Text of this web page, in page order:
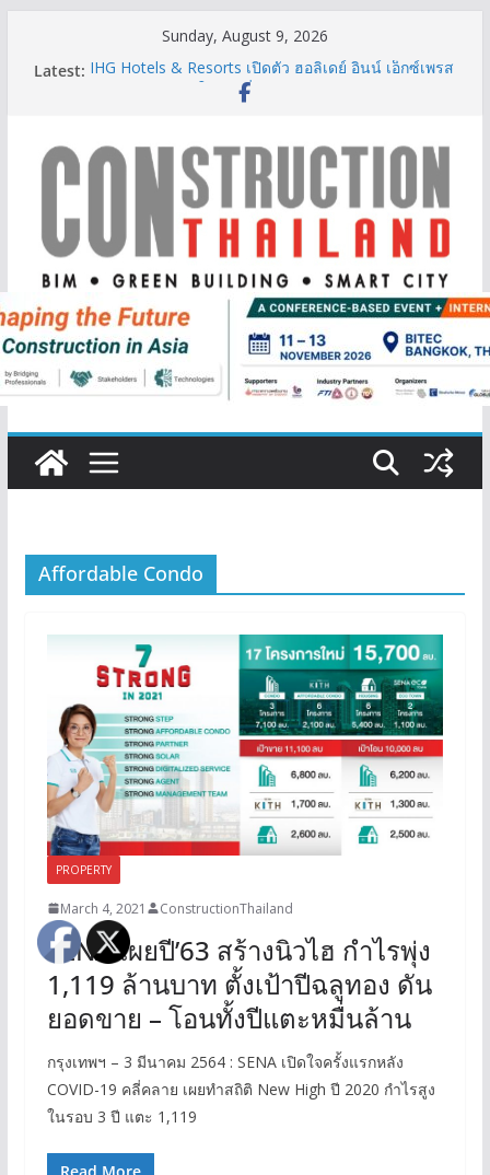
Sunday, August 9, 2026
Latest: IHG Hotels & Resorts เปิดตัว ฮอลิเดย์ อินน์ เอ็กซ์เพรส
อ่าวนางแห่งแรกในกระบี่
รับมือแผ่นดินไหว
TITLE เผยรายได้ครึ่งปีแรก’69 มากกว่า 2,000 ล้านบาท
เติบโต 377% ชี้ดีมานด์ภูเก็ตยังแกร่ง
BCT Expo 2026 ชูแนวคิด “Empowering Net Zero in
Construction & Mining” ขับเคลื่อนอุตสาหกรรม
ลลิล พร็อพเพอร์ตี้ ก้าวสู่ปีที่ 40 ยึดลูกค้าเป็นศูนย์กลาง
เดินหน้าสร้างการเติบโตอย่างยั่งยืน
Affordable Condo
PROPERTY
March 4, 2021 ConstructionThailand
SENA เผยปี’63 สร้างนิวไฮ กำไรพุ่ง
1,119 ล้านบาท ตั้งเป้าปีฉลูทอง ดัน
ยอดขาย – โอนทั้งปีแตะหมื่นล้าน
กรุงเทพฯ – 3 มีนาคม 2564 : SENA เปิดใจครั้งแรกหลัง
COVID-19 คลี่คลาย เผยทำสถิติ New High ปี 2020 กำไรสูง
ในรอบ 3 ปี แตะ 1,119
Read More